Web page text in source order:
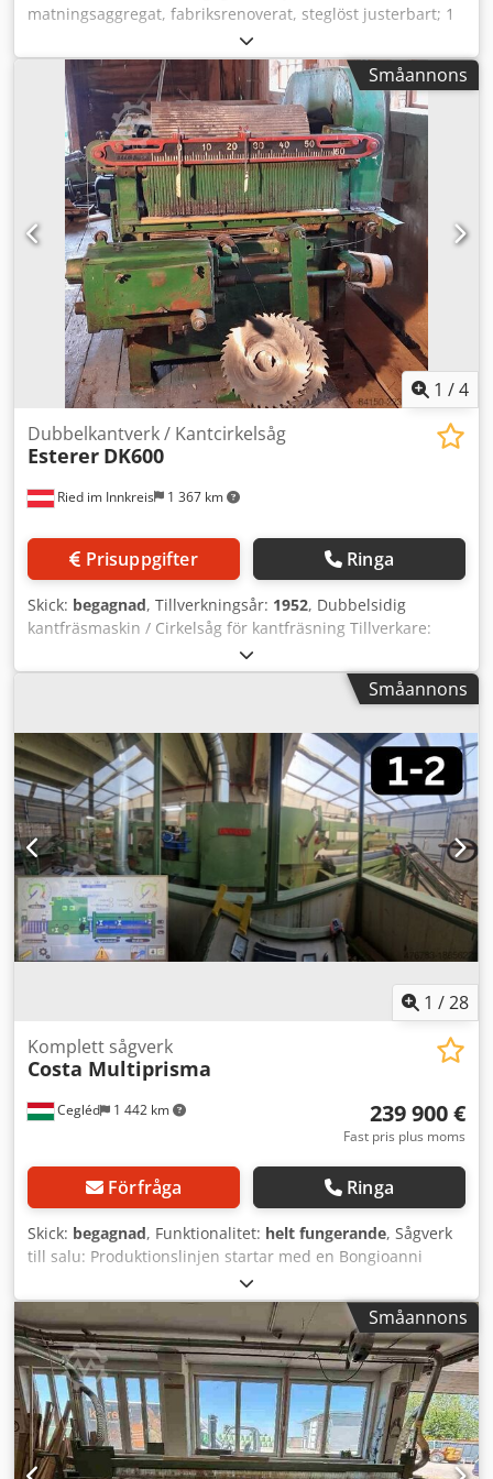
matningsaggregat, fabriksrenoverat, steglöst justerbart; 1
styck för KME 2/BM – högerutförande – utan extra pump –
Typ 56-009 Dodeirmulopfx Ag Tswa
Småannons
1 /4
Ried im Innkreis 1 367 km
Dubbelkantverk / Kantcirkelsåg
Esterer DK600
Prisuppgifter Ringa
Skick: begagnad, Tillverkningsår: 1952, Dubbelsidig
kantfräsmaskin / Cirkelsåg för kantfräsning Tillverkare:
Esterer Typ: DK600 Dwjdjzl N Tnepfx Ag Toa
Tillverkningsår: 1952 Maximal arbetsbredd: 70 cm 0-linje
till vänster Justerbart sågblad till höger OmedelbartSmåannons
1 /28
Cegléd 1 442 km
Komplett sågverk
Costa Multiprisma
239 900 €
Fast pris plus moms
Förfråga Ringa
Skick: begagnad, Funktionalitet: helt fungerande, Sågverk
till salu: Produktionslinjen startar med en Bongioanni
bandsågmaskin och en Costa Multiprisma sågmaskin.
Genom sin konstruktion är de lämpliga för bearbetning av
både mjuka och hårda lövträslag. Priset inkluderar
maskinlinjerna, kompletterande maskiner
(dammsugsanläggning, återvinningsmaskiner), samt
nödvändiga sågblad och reservdelar. Sågverket kan
besiktigas i Cegléd, Ungern, efter överenskommelse. 1.
Maskinlinje: - 1-1 Stockförråd med enkelmatning - 1-2
Costa Multiprisma: 280 tvåaxlig prismasåg med
Småannons